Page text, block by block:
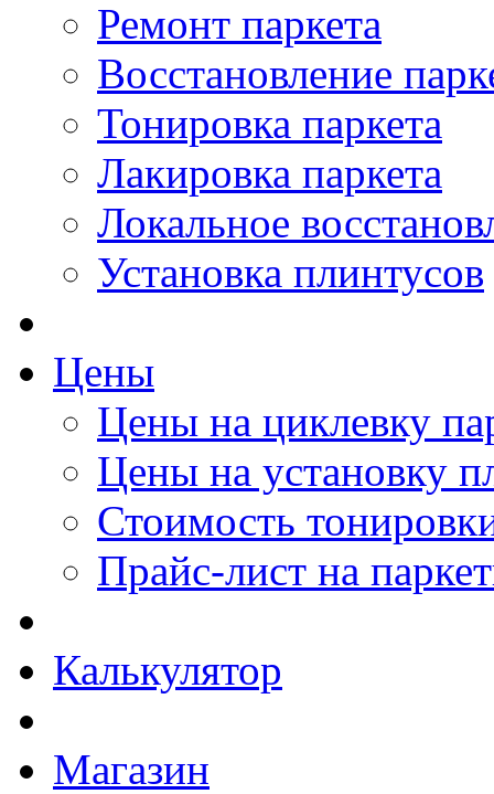
Ремонт паркета
Восстановление
Тонировка паркета
Лакировка паркета
Локальное
Установка плинтусов
Цены
Цены на циклевку
Цены на установку
Стоимость
Прайс-лист на
Калькулятор
Магазин